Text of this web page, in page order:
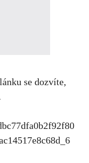
se⁢ dozvíte,